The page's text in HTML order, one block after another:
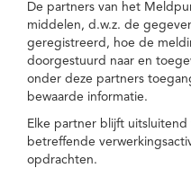
De partners van het
middelen, d.w.z. de
geregistreerd, hoe de
doorgestuurd naar en
onder deze partners
bewaarde informatie.
Elke partner blijft
betreffende
opdrachten.